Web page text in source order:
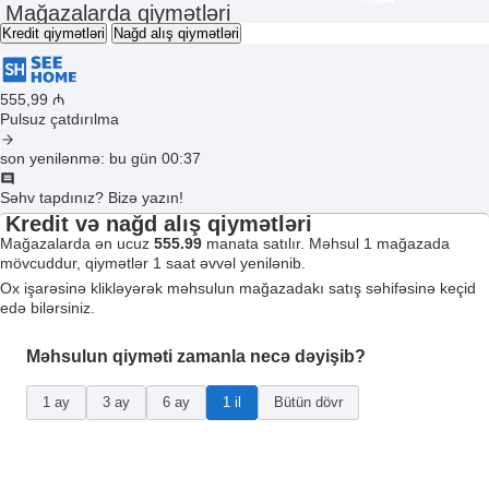
Mağazalarda qiymətləri
Kredit qiymətləri Nağd alış qiymətləri
555 ,99 ₼
Pulsuz çatdırılma
son yenilənmə: bu gün 00:37
Səhv tapdınız? Bizə yazın!
Kredit və nağd alış qiymətləri
Mağazalarda ən ucuz 555.99 manata satılır. Məhsul 1 mağazada
mövcuddur, qiymətlər 1 saat əvvəl yenilənib.
Ox işarəsinə klikləyərək məhsulun mağazadakı satış səhifəsinə keçid
edə bilərsiniz.
Məhsulun qiyməti zamanla necə dəyişib?
1 ay 3 ay 6 ay 1 il Bütün dövr